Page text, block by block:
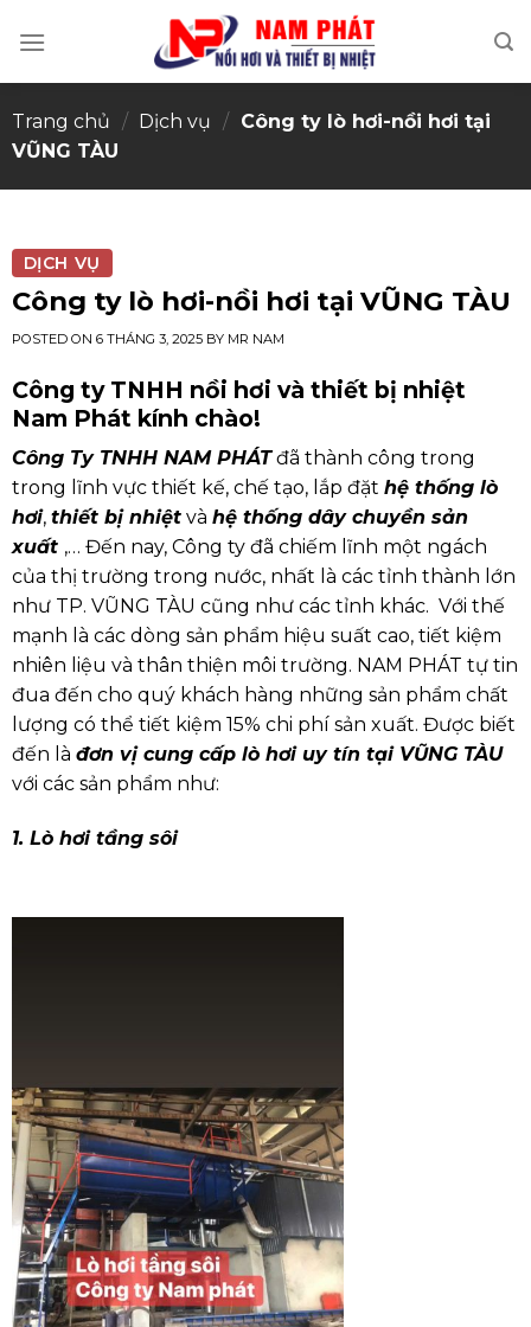
Trang chủ / Dịch vụ / Công ty lò hơi-nồi hơi tại
VŨNG TÀU
DỊCH VỤ
Công ty lò hơi-nồi hơi tại VŨNG TÀU
POSTED ON 6 THÁNG 3, 2025BY MR NAM
Công ty TNHH nồi hơi và thiết bị nhiệt
Nam Phát kính chào!
Công Ty TNHH NAM PHÁTđã thành công trong
trong lĩnh vực thiết kế, chế tạo, lắp đặt hệ thống lò
hơi, thiết bị nhiệtvà hệ thống dây chuyền sản
xuất ,… Đến nay, Công ty đã chiếm lĩnh một ngách
của thị trường trong nước, nhất là các tỉnh thành lớn
như TP. VŨNG TÀU cũng như các tỉnh khác. Với thế
mạnh là các dòng sản phẩm hiệu suất cao, tiết kiệm
nhiên liệu và thân thiện môi trường. NAM PHÁT tự tin
đua đến cho quý khách hàng những sản phẩm chất
lượng có thể tiết kiệm 15% chi phí sản xuất. Được biết
đến là đơn vị cung cấp lò hơi uy tín tại VŨNG TÀU
với các sản phẩm như:
1. Lò hơi tầng sôi